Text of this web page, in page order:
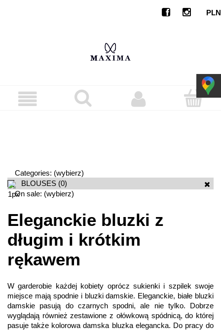
Categories: (wybierz)
BLOUSES (0)
On sale: (wybierz)
Eleganckie bluzki z
długim i krótkim
rękawem
W garderobie każdej kobiety oprócz sukienki i szpilek swoje
miejsce mają spodnie i bluzki damskie. Eleganckie, białe bluzki
damskie pasują do czarnych spodni, ale nie tylko. Dobrze
wyglądają również zestawione z ołówkową spódnicą, do której
pasuje także kolorowa damska bluzka elegancka. Do pracy do